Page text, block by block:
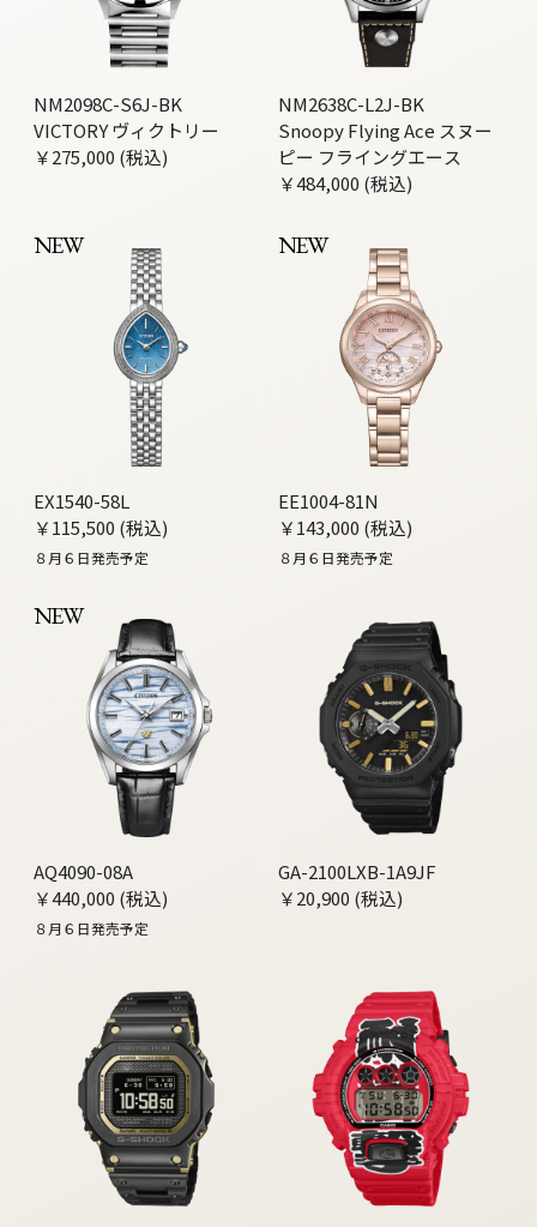
NM2098C-S6J-BK
VICTORY ヴィクトリー
￥275,000 (税込)
NM2638C-L2J-BK
Snoopy Flying Ace スヌー
ピー フライングエース
￥484,000 (税込)
NEW
EX1540-58L
￥115,500 (税込)
８月６日発売予定
NEW
EE1004-81N
￥143,000 (税込)
８月６日発売予定
NEW
AQ4090-08A
￥440,000 (税込)
８月６日発売予定
GA-2100LXB-1A9JF
￥20,900 (税込)